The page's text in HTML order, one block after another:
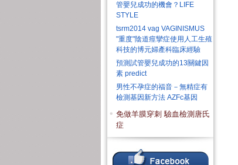
管嬰兒成功的機會？LIFE
STYLE
tsrm2014 vag VAGINISMUS
"重度"陰道痙攣症使用人工生殖
科技的博元婦產科臨床經驗
預測試管嬰兒成功的13關鍵因
素 predict
男性不孕症的福音－無精症有
檢測基因新方法 AZFc基因
免做羊膜穿刺 驗血檢測唐氏
症